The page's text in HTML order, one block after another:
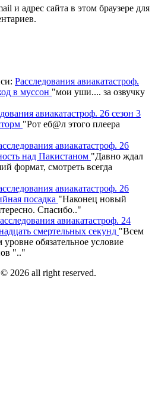
и адрес сайта в этом браузере для
Расследования авиакатастроф.
в муссон "мои уши.... за озвучку
авиакатастроф. 26 сезон 3
"Рот еб@л этого плеера
авиакатастроф. 26
над Пакистаном "Давно ждал
формат, смотреть всегда
авиакатастроф. 26
посадка "Наконец новый
Спасибо.."
авиакатастроф. 24
смертельных секунд "Всем
обязательное условие
".."
2026 all right reserved.